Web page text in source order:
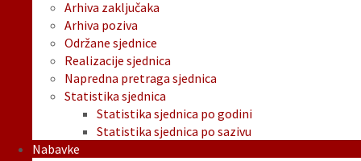
Arhiva zaključaka
Arhiva poziva
Održane sjednice
Realizacije sjednica
Napredna pretraga sjednica
Statistika sjednica
Statistika sjednica po godini
Statistika sjednica po sazivu
Nabavke